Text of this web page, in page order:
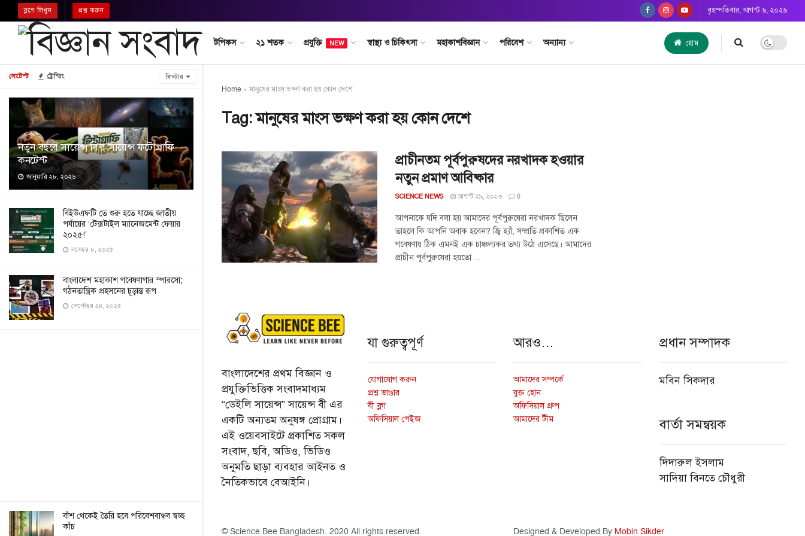
লেটেস্ট ট্রেন্ডিং ফিল্টার
নতুন বছরে সায়েন্স বি’র সায়েন্স ফটোগ্রাফি
কনটেস্ট
জানুয়ারি ২৮, ২০২৬
বিইউএফটি তে শুরু হতে যাচ্ছে জাতীয়
পর্যায়ের ‘টেক্সটাইল ম্যানেজমেন্ট ফেয়ার
২০২৫!’
নভেম্বর ৮, ২০২৫
বাংলাদেশ মহাকাশ গবেষণাগার স্পারসো;
গঠনতান্ত্রিক প্রহসনের চূড়ান্ত রূপ
সেপ্টেম্বর ২৪, ২০২৫
বাঁশ থেকেই তৈরি হবে পরিবেশবান্ধব স্বচ্ছ
কাঁচ
ব্লগে লিখুন প্রশ্ন করুন বৃহস্পতিবার, আগস্ট ৬, ২০২৬
টপিকস ২১ শতক প্রযুক্তি NEW স্বাস্থ্য ও চিকিৎসা মহাকাশবিজ্ঞান পরিবেশ অন্যান্য হোম
Home » মানুষের মাংস ভক্ষণ করা হয় কোন দেশে
Tag:মানুষের মাংস ভক্ষণ করা হয় কোন দেশে
প্রাচীনতম পূর্বপুরুষদের নরখাদক হওয়ার
নতুন প্রমাণ আবিষ্কার
SCIENCE NEWS আগস্ট ২৯, ২০২৩ 0
আপনাকে যদি বলা হয় আমাদের পূর্বপুরুষেরা নরখাদক ছিলেন
তাহলে কি আপনি অবাক হবেন? জ্বি হ্যাঁ, সম্প্রতি প্রকাশিত এক
গবেষণায় ঠিক এমনই এক চাঞ্চল্যকর তথ্য উঠে এসেছে। আমাদের
প্রাচীন পূর্বপুরুষেরা হয়তো ...
বাংলাদেশের প্রথম বিজ্ঞান ও
প্রযুক্তিভিত্তিক সংবাদমাধ্যম
“ডেইলি সায়েন্স” সায়েন্স বী এর
একটি অন্যতম অনুষঙ্গ প্রোগ্রাম।
এই ওয়েবসাইটে প্রকাশিত সকল
সংবাদ, ছবি, অডিও, ভিডিও
অনুমতি ছাড়া ব্যবহার আইনত ও
নৈতিকভাবে বেআইনি।
যা গুরুত্বপূর্ণ
যোগাযোগ করুন
প্রশ্ন ভাণ্ডার
বী ব্লগ
অফিসিয়াল পেইজ
আরও…
আমাদের সম্পর্কে
যুক্ত হোন
অফিসিয়াল গ্রুপ
আমাদের টীম
প্রধান সম্পাদক
মবিন সিকদার
বার্তা সমন্বয়ক
দিদারুল ইসলাম
সাদিয়া বিনতে চৌধুরী
© Science Bee Bangladesh. 2020 All rights reserved. Designed & Developed By Mobin Sikder